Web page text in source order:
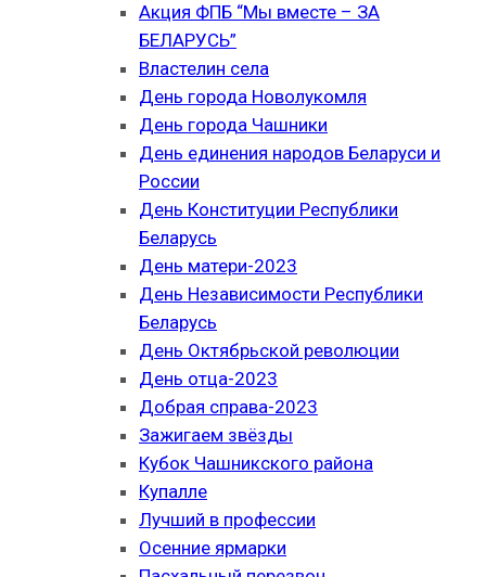
Акция ФПБ “Мы вместе – ЗА
БЕЛАРУСЬ”
Властелин села
День города Новолукомля
День города Чашники
День единения народов Беларуси и
России
День Конституции Республики
Беларусь
День матери-2023
День Независимости Республики
Беларусь
День Октябрьской революции
День отца-2023
Добрая справа-2023
Зажигаем звёзды
Кубок Чашникского района
Купалле
Лучший в профессии
Осенние ярмарки